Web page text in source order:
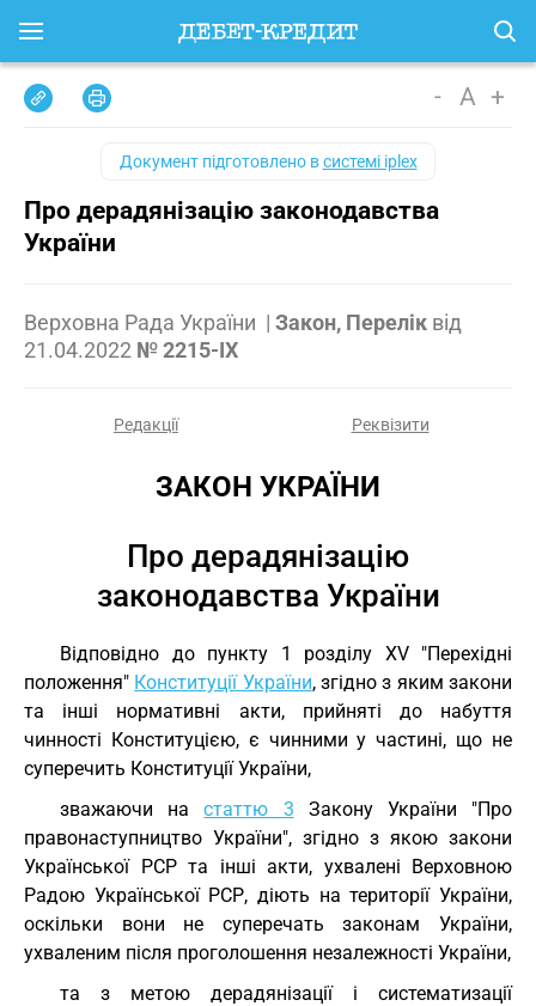
- A +
Документ підготовлено всистемі iplex
Про дерадянізацію законодавства
України
Верховна Рада України | Закон, Перелік від
21.04.2022 № 2215-IX
Редакції Реквізити
ЗАКОН УКРАЇНИ
Про дерадянізацію
законодавства України
Відповідно до пункту 1 розділу XV "Перехідні
положення" Конституції України, згідно з яким закони
та інші нормативні акти, прийняті до набуття
чинності Конституцією, є чинними у частині, що не
суперечить Конституції України,
зважаючи настаттю 3 Закону України "Про
правонаступництво України", згідно з якою закони
Української РСР та інші акти, ухвалені Верховною
Радою Української РСР, діють на території України,
оскільки вони не суперечать законам України,
ухваленим після проголошення незалежності України,
та з метою дерадянізації і систематизації